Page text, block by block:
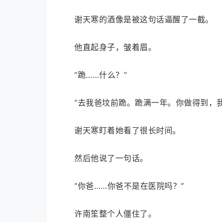
谢天寒的酒像是被这句话逼醒了一截。
他直起身子，皱着眉。
“跪……什么？”
“去我爸坟前跪。跪满一年。你做得到，
谢天寒盯着她看了很长时间。
然后他说了一句话。
“你爸……你爸不是在医院吗？”
许南笙整个人僵住了。